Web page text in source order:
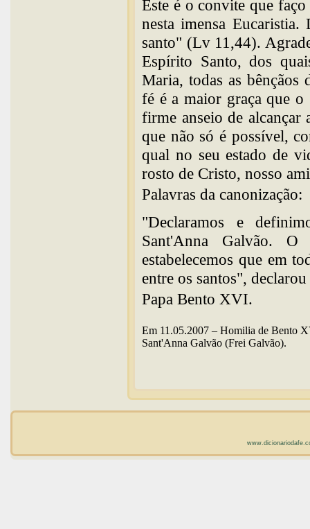
Este é o convite que
nesta imensa
santo" (Lv 11,44).
Espírito Santo, dos
Maria, todas as bênçãos
fé é a maior graça que o
firme anseio de alcançar
que não só é possível,
qual no seu estado de
rosto de Cristo, nosso
Palavras da canonização:
"Declaramos e
Sant'Anna Galvão.
estabelecemos que em
entre os santos",
Papa Bento XVI.
Em 11.05.2007 – Homilia de Bento
Sant'Anna Galvão (Frei Galvão).